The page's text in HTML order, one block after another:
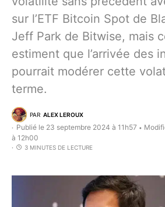
sur l’ETF Bitcoin Spot de
Jeff Park de Bitwise, mais
estiment que l’arrivée des
pourrait modérer cette
terme.
PAR ALEX LEROUX
Publié le 23 septembre 2024 à 11h57 •
à 12h00
3 MINUTES DE LECTURE